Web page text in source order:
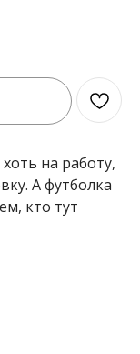
на работу,
А футболка
кто тут